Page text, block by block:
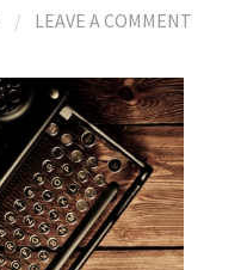
/ LEAVE A COMMENT